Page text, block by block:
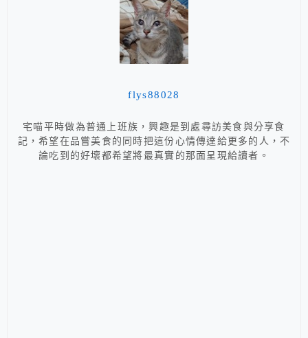
flys88028
宅喵平時做為普通上班族，興趣是到處尋訪美食與分享食
記，希望在品嘗美食的同時把這份心情傳達給更多的人，不
論吃到的好壞都希望將最真實的那面呈現給讀者。